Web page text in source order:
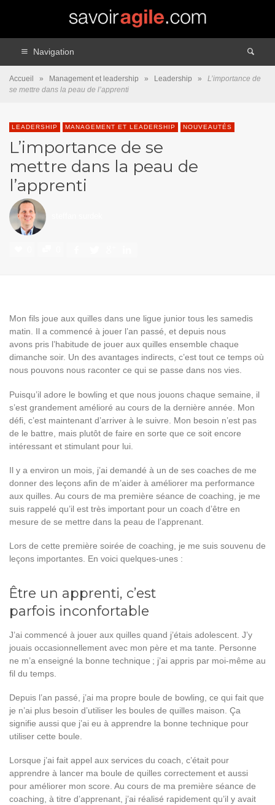
Navigation
Accueil » Management et leadership » Leadership »
L’importance de
se mettre dans la peau de l’apprenti
LEADERSHIP MANAGEMENT ET LEADERSHIP NOUVEAUTÉS
L’importance de se
mettre dans la peau de
l’apprenti
Mon fils joue aux quilles dans une ligue junior tous les samedis
matin. Il a commencé à jouer l’an passé, et depuis nous
avons pris l’habitude de jouer aux quilles ensemble chaque
dimanche soir. Un des avantages indirects, c’est tout ce temps où
nous pouvons nous raconter ce qui se passe dans nos vies.
Puisqu’il adore le bowling et que nous jouons chaque semaine, il
s’est grandement amélioré au cours de la dernière année. Mon
défi, c’est maintenant d’arriver à le suivre. Mon besoin n’est pas
de le battre, mais plutôt de faire en sorte que ce soit encore
intéressant et stimulant pour lui.
Il y a environ un mois, j’ai demandé à un de ses coaches de me
donner des leçons afin de m’aider à améliorer ma performance
aux quilles. Au cours de ma première séance de coaching, je me
suis rappelé qu’il est très important pour un coach d’être en
mesure de se mettre dans la peau de l’apprenant.
Lors de cette première soirée de coaching, je me suis souvenu de
leçons importantes. En voici quelques-unes :
Être un apprenti, c’est
parfois inconfortable
J’ai commencé à jouer aux quilles quand j’étais adolescent. J’y
jouais occasionnellement avec mon père et ma tante. Personne
ne m’a enseigné la bonne technique ; j’ai appris par moi-même au
fil du temps.
Depuis l’an passé, j’ai ma propre boule de bowling, ce qui fait que
je n’ai plus besoin d’utiliser les boules de quilles maison. Ça
signifie aussi que j’ai eu à apprendre la bonne technique pour
utiliser cette boule.
Lorsque j’ai fait appel aux services du coach, c’était pour
apprendre à lancer ma boule de quilles correctement et aussi
pour améliorer mon score. Au cours de ma première séance de
coaching, à titre d’apprenant, j’ai réalisé rapidement qu’il y avait